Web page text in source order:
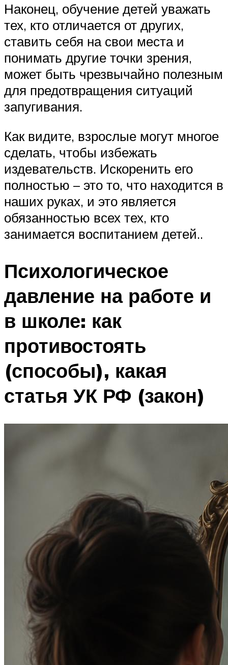
Наконец, обучение детей уважать
тех, кто отличается от других,
ставить себя на свои места и
понимать другие точки зрения,
может быть чрезвычайно полезным
для предотвращения ситуаций
запугивания.
Как видите, взрослые могут многое
сделать, чтобы избежать
издевательств. Искоренить его
полностью – это то, что находится в
наших руках, и это является
обязанностью всех тех, кто
занимается воспитанием детей..
Психологическое
давление на работе и
в школе: как
противостоять
(способы), какая
статья УК РФ (закон)